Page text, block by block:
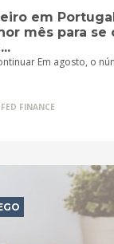
em
mês para se
Em agosto, o
FINANCE